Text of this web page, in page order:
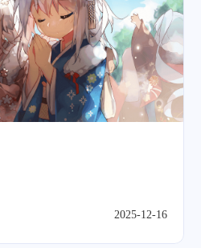
2025-12-16